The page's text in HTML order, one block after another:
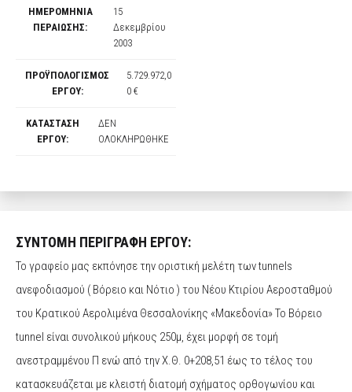
ΗΜΕΡΟΜΗΝΙΑ
ΠΕΡΑΙΩΣΗΣ:
15
Δεκεμβρίου
2003
ΠΡΟΫΠΟΛΟΓΙΣΜΟΣ
ΕΡΓΟΥ:
5.729.972,0
0 €
ΚΑΤΑΣΤΑΣΗ
ΕΡΓΟΥ:
ΔΕΝ
ΟΛΟΚΛΗΡΩΘΗΚΕ
ΣΥΝΤΟΜΗ ΠΕΡΙΓΡΑΦΗ ΕΡΓΟΥ:
Το γραφείο μας εκπόνησε την οριστική μελέτη των tunnels
ανεφοδιασμού ( Βόρειο και Νότιο ) του Νέου Κτιρίου Αεροσταθμού
του Κρατικού Αερολιμένα Θεσσαλονίκης «Μακεδονία» Το Βόρειο
tunnel είναι συνολικού μήκους 250μ, έχει μορφή σε τομή
ανεστραμμένου Π ενώ από την Χ.Θ. 0+208,51 έως το τέλος του
κατασκευάζεται με κλειστή διατομή σχήματος ορθογωνίου και